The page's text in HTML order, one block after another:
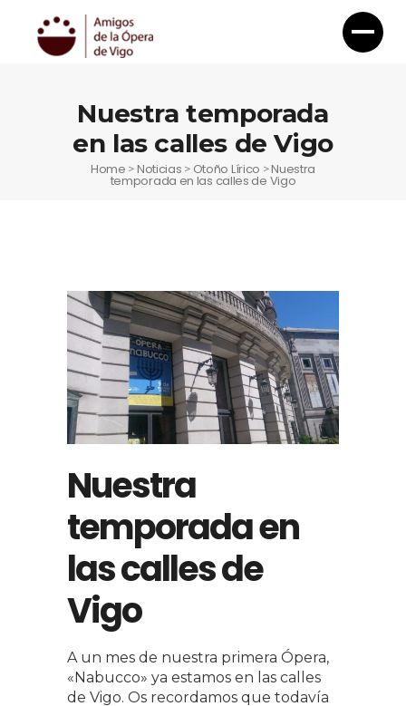
Nuestra temporada
en las calles de Vigo
Home >Noticias > Otoño Lírico >Nuestra
temporada en las calles de Vigo
Nuestra
temporada en
las calles de
Vigo
A un mes de nuestra primera Ópera,
«Nabucco» ya estamos en las calles
de Vigo. Os recordamos que todavía